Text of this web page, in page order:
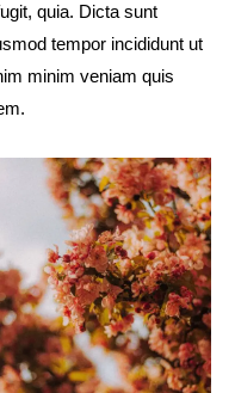
quia. Dicta sunt
tempor incididunt ut
minim veniam quis